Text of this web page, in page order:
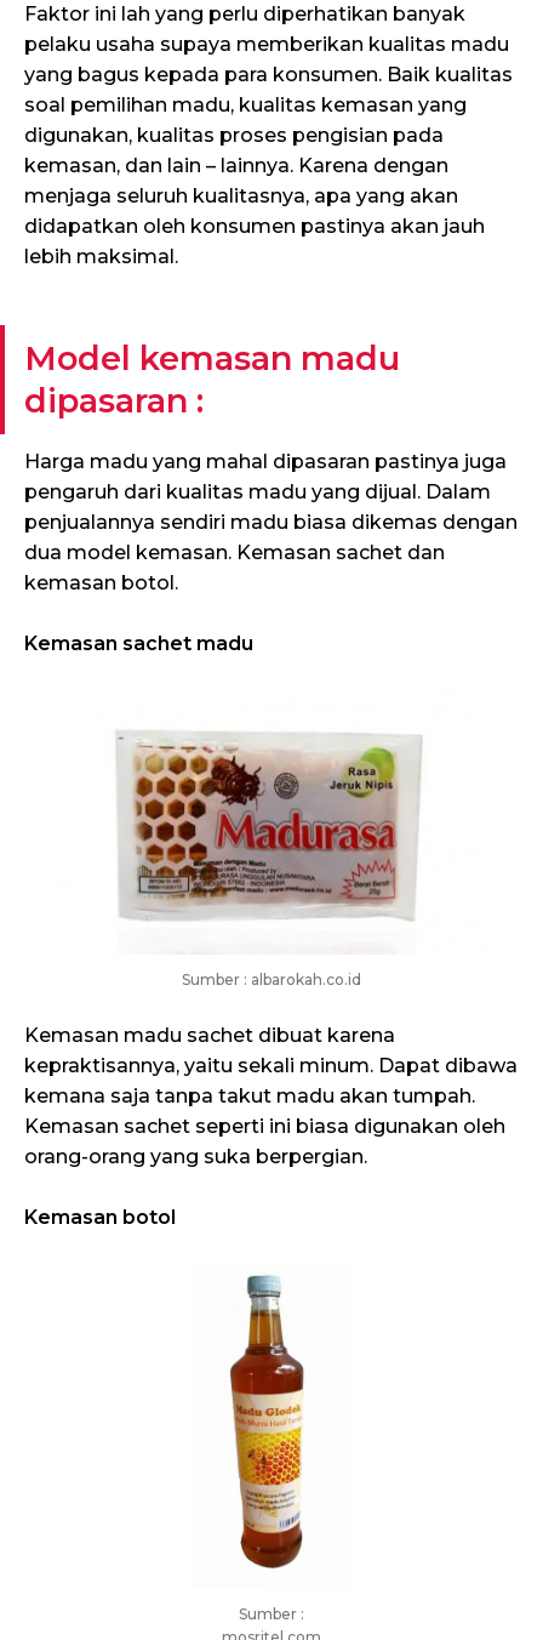
Faktor ini lah yang perlu diperhatikan banyak
pelaku usaha supaya memberikan kualitas madu
yang bagus kepada para konsumen. Baik kualitas
soal pemilihan madu, kualitas kemasan yang
digunakan, kualitas proses pengisian pada
kemasan, dan lain – lainnya. Karena dengan
menjaga seluruh kualitasnya, apa yang akan
didapatkan oleh konsumen pastinya akan jauh
lebih maksimal.
Model kemasan madu
dipasaran :
Harga madu yang mahal dipasaran pastinya juga
pengaruh dari kualitas madu yang dijual. Dalam
penjualannya sendiri madu biasa dikemas dengan
dua model kemasan. Kemasan sachet dan
kemasan botol.
Kemasan sachet madu
Sumber : albarokah.co.id
Kemasan madu sachet dibuat karena
kepraktisannya, yaitu sekali minum. Dapat dibawa
kemana saja tanpa takut madu akan tumpah.
Kemasan sachet seperti ini biasa digunakan oleh
orang-orang yang suka berpergian.
Kemasan botol
Sumber :